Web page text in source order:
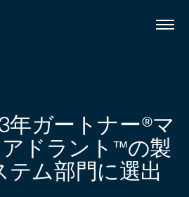
メ
年ガートナー®マ
ドラント™の製
テム部門に選出